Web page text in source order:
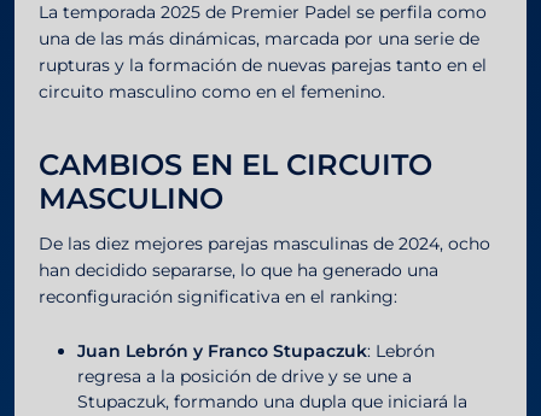
La temporada 2025 de Premier Padel se perfila como
una de las más dinámicas, marcada por una serie de
rupturas y la formación de nuevas parejas tanto en el
circuito masculino como en el femenino.
CAMBIOS EN EL CIRCUITO
MASCULINO
De las diez mejores parejas masculinas de 2024, ocho
han decidido separarse, lo que ha generado una
reconfiguración significativa en el ranking:
Juan Lebrón y Franco Stupaczuk: Lebrón
regresa a la posición de drive y se une a
Stupaczuk, formando una dupla que iniciará la